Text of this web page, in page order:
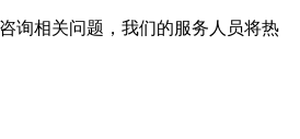
询相关问题，我们的服务人员将热